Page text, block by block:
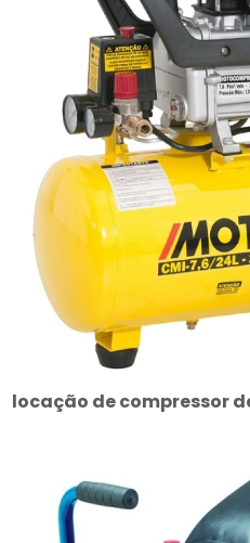
locação de compressor